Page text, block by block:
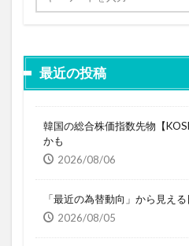
最近の投稿
韓国の総合株価指数先物【
かも
2026/08/06
「最近の為替動向」から見え
2026/08/05